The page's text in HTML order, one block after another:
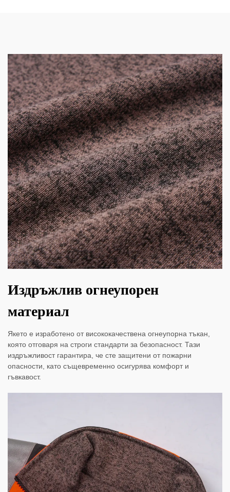
Издръжлив огнеупорен
материал
Якето е изработено от висококачествена огнеупорна тъкан,
която отговаря на строги стандарти за безопасност. Тази
издръжливост гарантира, че сте защитени от пожарни
опасности, като същевременно осигурява комфорт и
гъвкавост.